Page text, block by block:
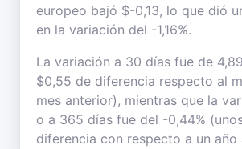
europeo bajó $-0,13, lo que dió
en la variación del -1,16%.
La variación a 30 días fue de
$0,55 de diferencia respecto al
mes anterior), mientras que la
o a 365 días fue del -0,44%
diferencia con respecto a un año